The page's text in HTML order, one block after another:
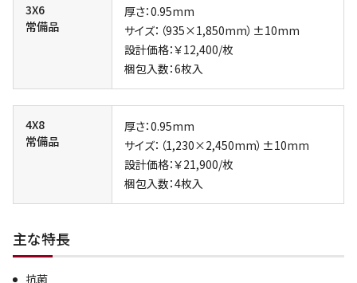
3X6
常備品
厚さ：0.95mm
サイズ：（935×1,850mm）±10mm
設計価格：￥12,400/枚
梱包入数：6枚入
4X8
常備品
厚さ：0.95mm
サイズ：（1,230×2,450mm）±10mm
設計価格：￥21,900/枚
梱包入数：4枚入
主な特長
抗菌